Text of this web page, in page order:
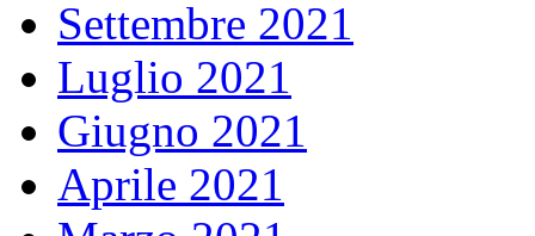
Settembre 2021
Luglio 2021
Giugno 2021
Aprile 2021